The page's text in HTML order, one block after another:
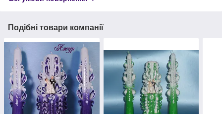
Подібні товари компанії